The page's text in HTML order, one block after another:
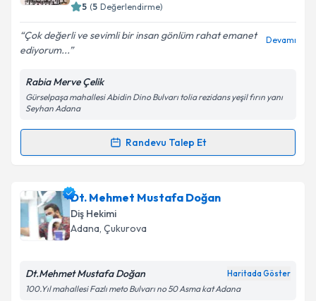
Kişisel verilerimin işlenmesine ilişkin
Metni'ni okudum ve kişisel verilerimin belirtilen
kapsamda işlenmesini kabul ediyorum.
Takvim Talebini Gönder
5 (5 Değerlendirme)
Çok değerli ve sevimli bir insan gönlüm rahat emanet
ediyorum...
Devamı
Rabia Merve Çelik
Gürselpaşa mahallesi Abidin Dino Bulvarı tolia rezidans yeşil fırın yanı
Seyhan Adana
Randevu Talep Et
Randevu Takvimi Talebi
Doç. Dr. Dt. Rabia Merve Çelikiçin randevu takvimi
talebi oluşturun. Size bu uzmandan randevu almanız
için bir takvim hazırlandığında e-posta ile
bilgilendireceğiz.
E-posta Adresiniz
Dt. Mehmet Mustafa Doğan
Diş Hekimi
Adana, Çukurova
Dt.Mehmet Mustafa Doğan Haritada Göster
100.Yıl mahallesi Fazlı meto Bulvarı no 50 Asma kat Adana